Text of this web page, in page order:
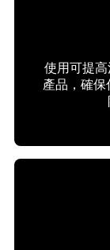
使用可提
產品，確保